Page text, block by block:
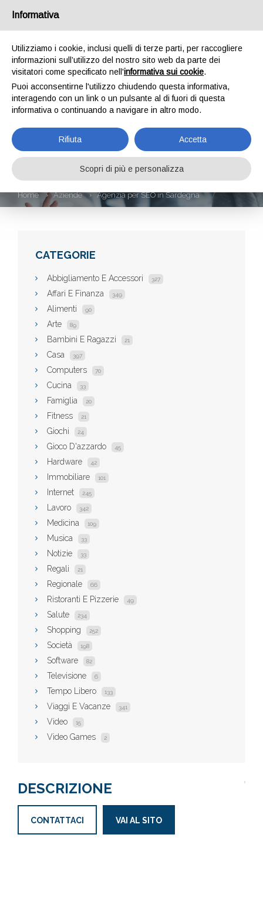
AGENZIA PER SEO
IN SARDEGNA
Home Aziende Agenzia per SEO in Sardegna
CATEGORIE
Abbigliamento E Accessori 327
Affari E Finanza 349
Alimenti 90
Arte 89
Bambini E Ragazzi 21
Casa 397
Computers 70
Cucina 33
Famiglia 20
Fitness 21
Giochi 24
Gioco D'azzardo 45
Hardware 42
Immobiliare 101
Internet 245
Lavoro 342
Medicina 109
Musica 33
Notizie 33
Regali 21
Regionale 66
Ristoranti E Pizzerie 49
Salute 234
Shopping 252
Società 198
Software 82
Televisione 6
Tempo Libero 133
Viaggi E Vacanze 341
Video 15
Video Games 2
DESCRIZIONE
CONTATTACI VAI AL SITO
Informativa
Utilizziamo i cookie, inclusi quelli di terze parti, per raccogliere
informazioni sull’utilizzo del nostro sito web da parte dei
visitatori come specificato nell'informativa sui cookie.
Puoi acconsentirne l'utilizzo chiudendo questa informativa,
interagendo con un link o un pulsante al di fuori di questa
informativa o continuando a navigare in altro modo.
Rifiuta Accetta
Scopri di più e personalizza